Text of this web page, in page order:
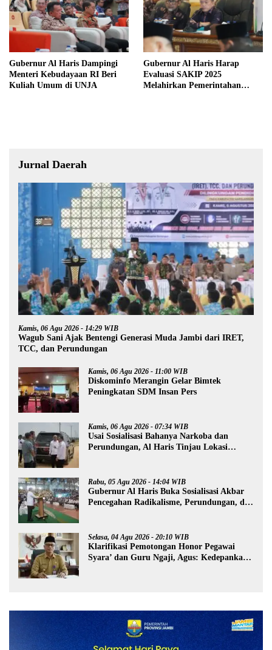
Gubernur Al Haris Dampingi
Menteri Kebudayaan RI Beri
Kuliah Umum di UNJA
Gubernur Al Haris Harap
Evaluasi SAKIP 2025
Melahirkan Pemerintahan
Jurnal Daerah
Kamis, 06 Agu 2026 - 14:29 WIB
Wagub Sani Ajak Bentengi Generasi Muda Jambi dari IRET,
TCC, dan Perundungan
Kamis, 06 Agu 2026 - 11:00 WIB
Diskominfo Merangin Gelar Bimtek
Peningkatan SDM Insan Pers
Kamis, 06 Agu 2026 - 07:34 WIB
Usai Sosialisasi Bahanya Narkoba dan
Perundungan, Al Haris Tinjau Lokasi
Rabu, 05 Agu 2026 - 14:04 WIB
Gubernur Al Haris Buka Sosialisasi Akbar
Pencegahan Radikalisme, Perundungan, dan
Selasa, 04 Agu 2026 - 20:10 WIB
Klarifikasi Pemotongan Honor Pegawai
Syara’ dan Guru Ngaji, Agus: Kedepankan